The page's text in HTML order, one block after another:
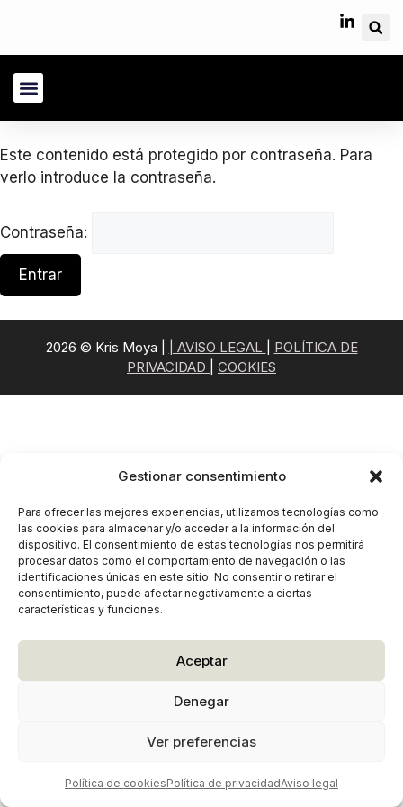
Gestionar consentimiento
Para ofrecer las mejores experiencias, utilizamos tecnologías como
las cookies para almacenar y/o acceder a la información del
dispositivo. El consentimiento de estas tecnologías nos permitirá
procesar datos como el comportamiento de navegación o las
identificaciones únicas en este sitio. No consentir o retirar el
consentimiento, puede afectar negativamente a ciertas
características y funciones.
Aceptar
Denegar
Ver preferencias
Política de cookiesPolítica de privacidadAviso legal
Este contenido está protegido por contraseña. Para
verlo introduce la contraseña.
Contraseña:
2026 © Kris Moya | | AVISO LEGAL
POLÍTICA DE
PRIVACIDAD
COOKIES